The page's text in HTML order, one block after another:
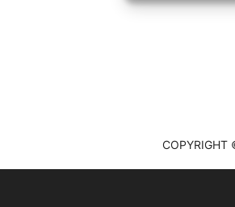
COPYRIGHT